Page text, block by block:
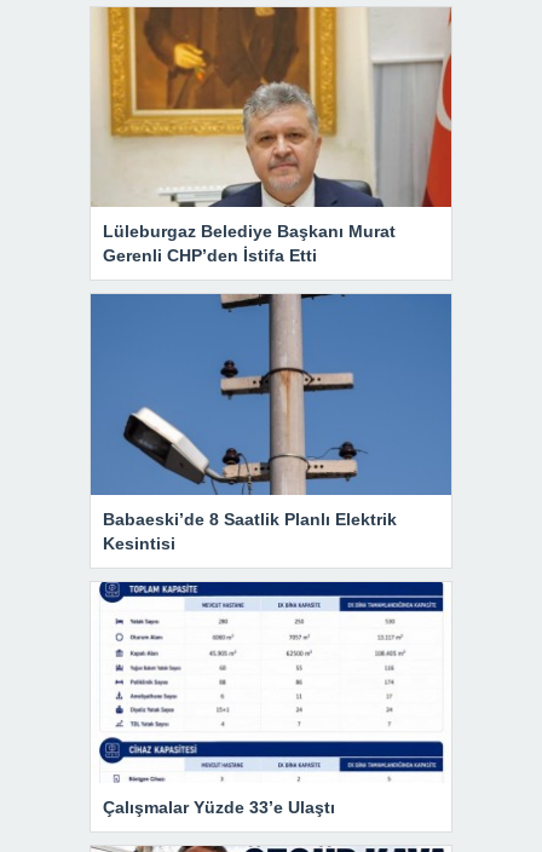
Lüleburgaz Belediye Başkanı Murat
Gerenli CHP’den İstifa Etti
Babaeski’de 8 Saatlik Planlı Elektrik
Kesintisi
Çalışmalar Yüzde 33’e Ulaştı